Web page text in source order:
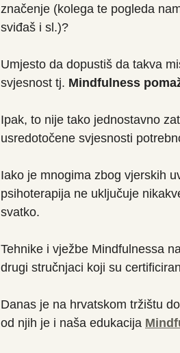
značenje (kolega te pogleda
sviđaš i sl.)?
Umjesto da dopustiš da takva
svjesnost tj. Mindfulness
Ipak, to nije tako jednostavno
usredotočene svjesnosti
Iako je mnogima zbog vjerskih
psihoterapija ne uključuje
svatko.
Tehnike i vježbe Mindfulnessa
drugi stručnjaci koji su
Danas je na hrvatskom tržištu
od njih je i naša edukacija